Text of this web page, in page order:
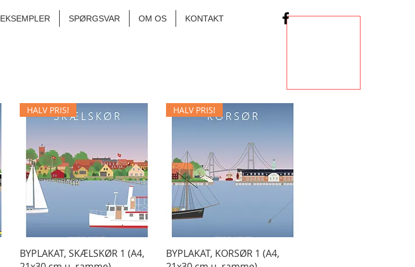
EKSEMPLER SPØRGSVAR OM OS KONTAKT
Hurtigvisning
HALV PRIS!
BYPLAKAT, SKÆLSKØR 1 (A4,
Hurtigvisning
HALV PRIS!
BYPLAKAT, KORSØR 1 (A4,